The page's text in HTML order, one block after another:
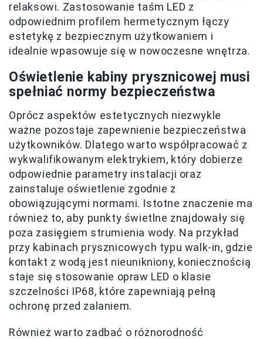
relaksowi. Zastosowanie taśm LED z
odpowiednim profilem hermetycznym łączy
estetykę z bezpiecznym użytkowaniem i
idealnie wpasowuje się w nowoczesne wnętrza.
Oświetlenie kabiny prysznicowej musi
spełniać normy bezpieczeństwa
Oprócz aspektów estetycznych niezwykle
ważne pozostaje zapewnienie bezpieczeństwa
użytkowników. Dlatego warto współpracować z
wykwalifikowanym elektrykiem, który dobierze
odpowiednie parametry instalacji oraz
zainstaluje oświetlenie zgodnie z
obowiązującymi normami. Istotne znaczenie ma
również to, aby punkty świetlne znajdowały się
poza zasięgiem strumienia wody. Na przykład
przy kabinach prysznicowych typu walk-in, gdzie
kontakt z wodą jest nieunikniony, koniecznością
staje się stosowanie opraw LED o klasie
szczelności IP68, które zapewniają pełną
ochronę przed zalaniem.
Również warto zadbać o różnorodność